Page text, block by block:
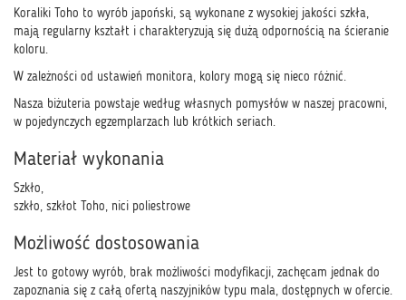
Koraliki Toho to wyrób japoński, są wykonane z wysokiej jakości szkła,
mają regularny kształt i charakteryzują się dużą odpornością na ścieranie
koloru.
W zależności od ustawień monitora, kolory mogą się nieco różnić.
Nasza biżuteria powstaje według własnych pomysłów w naszej pracowni,
w pojedynczych egzemplarzach lub krótkich seriach.
Materiał wykonania
Szkło,
szkło, szkłot Toho, nici poliestrowe
Możliwość dostosowania
Jest to gotowy wyrób, brak możliwości modyfikacji, zachęcam jednak do
zapoznania się z całą ofertą naszyjników typu mala, dostępnych w ofercie.